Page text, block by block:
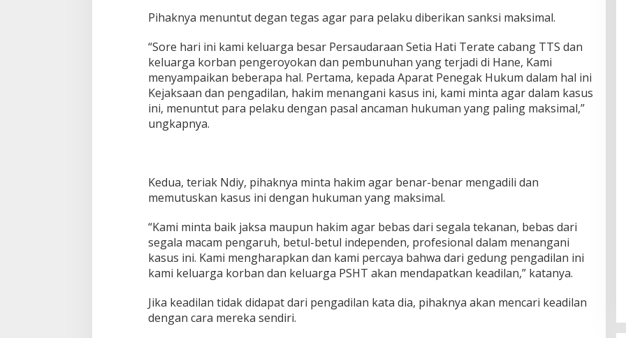
Pihaknya menuntut degan tegas agar para pelaku diberikan sanksi maksimal.
“Sore hari ini kami keluarga besar Persaudaraan Setia Hati Terate cabang TTS dan
keluarga korban pengeroyokan dan pembunuhan yang terjadi di Hane, Kami
menyampaikan beberapa hal. Pertama, kepada Aparat Penegak Hukum dalam hal ini
Kejaksaan dan pengadilan, hakim menangani kasus ini, kami minta agar dalam kasus
ini, menuntut para pelaku dengan pasal ancaman hukuman yang paling maksimal,”
ungkapnya.
Kedua, teriak Ndiy, pihaknya minta hakim agar benar-benar mengadili dan
memutuskan kasus ini dengan hukuman yang maksimal.
“Kami minta baik jaksa maupun hakim agar bebas dari segala tekanan, bebas dari
segala macam pengaruh, betul-betul independen, profesional dalam menangani
kasus ini. Kami mengharapkan dan kami percaya bahwa dari gedung pengadilan ini
kami keluarga korban dan keluarga PSHT akan mendapatkan keadilan,” katanya.
Jika keadilan tidak didapat dari pengadilan kata dia, pihaknya akan mencari keadilan
dengan cara mereka sendiri.
Rayakan HUT ke-52, DPD Provinsi